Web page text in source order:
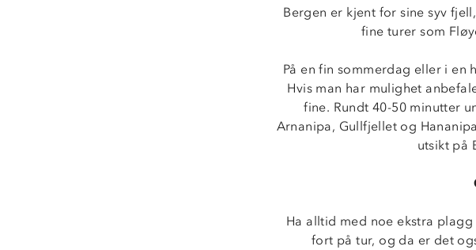
Bergen er kjent for sine syv
fine turer som
På en fin sommerdag eller i en
Hvis man har mulighet
fine. Rundt 40-50 minutter
Arnanipa, Gullfjellet og
utsikt på
Ha alltid med noe ekstra
fort på tur, og da er det